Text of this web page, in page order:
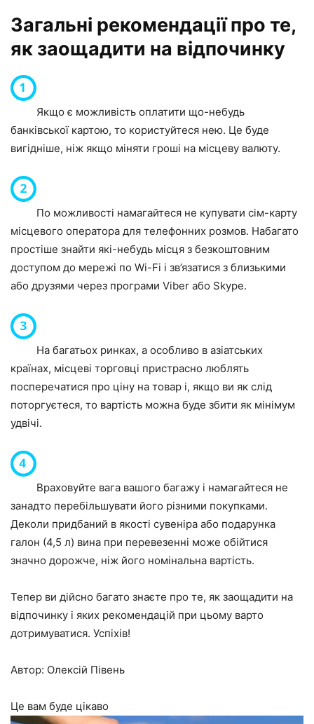
Загальні рекомендації про те,
як заощадити на відпочинку
Якщо є можливість оплатити що-небудь
банківської картою, то користуйтеся нею. Це буде
вигідніше, ніж якщо міняти гроші на місцеву валюту.
По можливості намагайтеся не купувати сім-карту
місцевого оператора для телефонних розмов. Набагато
простіше знайти які-небудь місця з безкоштовним
доступом до мережі по Wi-Fi і зв’язатися з близькими
або друзями через програми Viber або Skype.
На багатьох ринках, а особливо в азіатських
країнах, місцеві торговці пристрасно люблять
посперечатися про ціну на товар і, якщо ви як слід
поторгуєтеся, то вартість можна буде збити як мінімум
удвічі.
Враховуйте вага вашого багажу і намагайтеся не
занадто перебільшувати його різними покупками.
Деколи придбаний в якості сувеніра або подарунка
галон (4,5 л) вина при перевезенні може обійтися
значно дорожче, ніж його номінальна вартість.
Тепер ви дійсно багато знаєте про те, як заощадити на
відпочинку і яких рекомендацій при цьому варто
дотримуватися. Успіхів!
Автор: Олексій Півень
Це вам буде цікаво